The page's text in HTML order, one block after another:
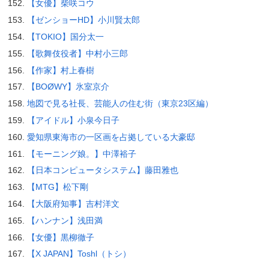
【女優】柴咲コウ
【ゼンショーHD】小川賢太郎
【TOKIO】国分太一
【歌舞伎役者】中村小三郎
【作家】村上春樹
【BOØWY】氷室京介
地図で見る社長、芸能人の住む街（東京23区編）
【アイドル】小泉今日子
愛知県東海市の一区画を占拠している大豪邸
【モーニング娘。】中澤裕子
【日本コンピュータシステム】藤田雅也
【MTG】松下剛
【大阪府知事】吉村洋文
【ハンナン】浅田満
【女優】黒柳徹子
【X JAPAN】Toshl（トシ）